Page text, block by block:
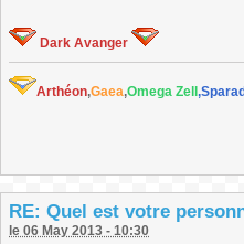
Dark Avanger
Arthéon,Gaea,Omega Zell
RE: Quel est votre
le 06 May 2013 - 10:30